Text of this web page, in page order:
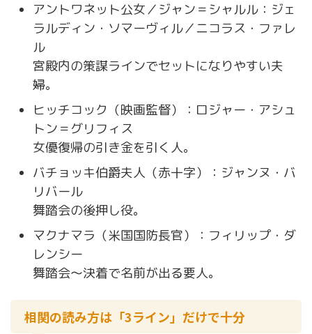
アントワネット公女／ジャン＝シャルル：ジェ
ラルディン・ソマーヴィル／ニコラス・ファレ
ル
宮殿内の策謀ラインでセットになりやすい夫
婦。
ヒッチコック（映画監督）：ロジャー・アシュ
トン＝グリフィス
女優復帰の引き金を引く人。
バチョッキ伯爵夫人（赤十字）：ジャンヌ・バ
リバール
舞踏会の後押し役。
マクナマラ（米国国防長官）：フィリップ・ダ
レンシー
舞踏会〜決着で名前が出る要人。
相関の読み方は「3ライン」だけで十分